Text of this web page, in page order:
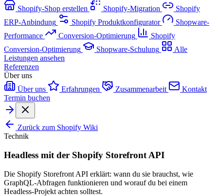
Shopify-Shop erstellen
Shopify-Migration
Shopify
ERP-Anbindung
Shopify Produktkonfigurator
Shopware-
Performance
Conversion-Optimierung
Shopify
Conversion-Optimierung
Shopware-Schulung
Alle
Leistungen ansehen
Referenzen
Über uns
Über uns
Erfahrungen Zusammenarbeit
Kontakt
Termin buchen
Zurück zum Shopify Wiki
Technik
Headless mit der Shopify Storefront API
Die Shopify Storefront API erklärt: wann du sie brauchst, wie
GraphQL-Abfragen funktionieren und worauf du bei einem
Headless-Projekt achten solltest.